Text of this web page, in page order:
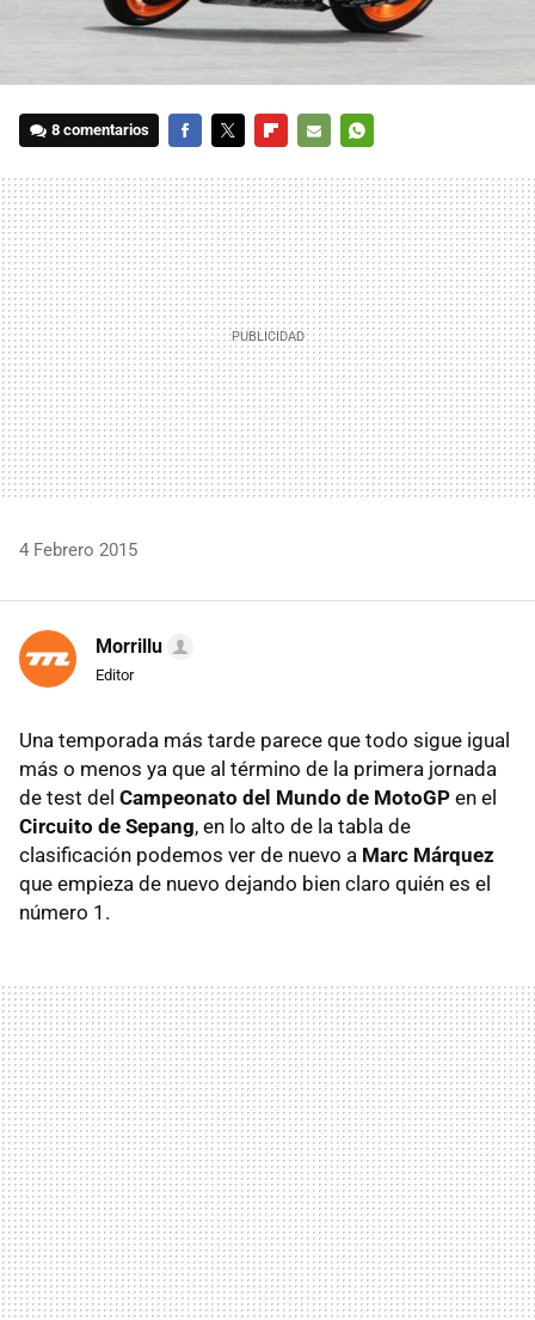
8 comentarios
MAIL
4 Febrero 2015
Morrillu
Editor
Una temporada más tarde parece que todo sigue igual
más o menos ya que al término de la primera jornada
de test del Campeonato del Mundo de MotoGP en el
Circuito de Sepang, en lo alto de la tabla de
clasificación podemos ver de nuevo a Marc Márquez
que empieza de nuevo dejando bien claro quién es el
número 1.